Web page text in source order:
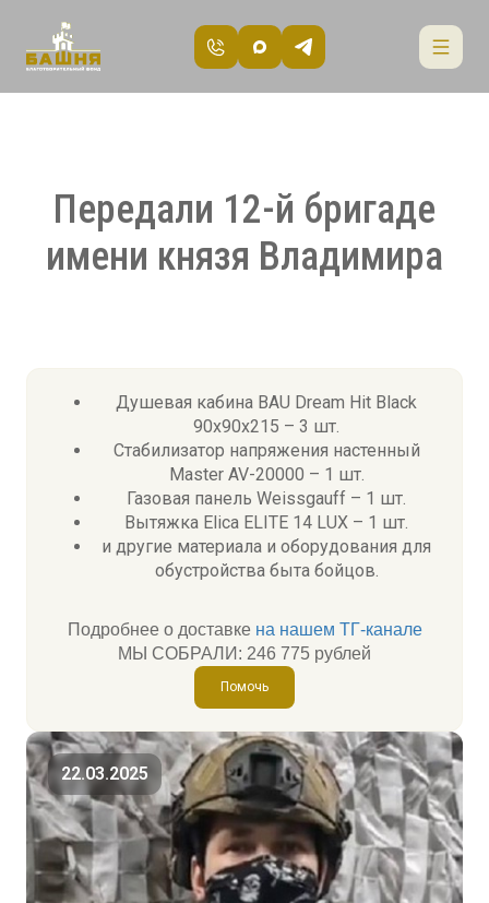
Передали 12-й бригаде
имени князя Владимира
Душевая кабина BAU Dream Hit Black
90x90x215 – 3 шт.
Стабилизатор напряжения настенный
Master AV-20000 – 1 шт.
Газовая панель Weissgauff – 1 шт.
Вытяжка Elica ELITE 14 LUX – 1 шт.
и другие материала и оборудования для
обустройства быта бойцов.
Подробнее о доставке на нашем ТГ-канале
МЫ СОБРАЛИ: 246 775 рублей
Помочь
22.03.2025